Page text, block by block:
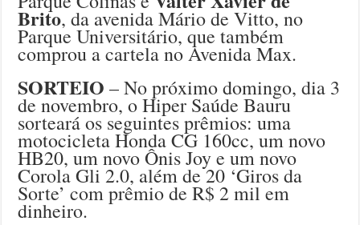
Brito, da avenida Mário de Vitto, no
Parque Universitário, que também
comprou a cartela no Avenida Max.
SORTEIO – No próximo domingo, dia 3
de novembro, o Hiper Saúde Bauru
sorteará os seguintes prêmios: uma
motocicleta Honda CG 160cc, um novo
HB20, um novo Ônis Joy e um novo
Corola Gli 2.0, além de 20 ‘Giros da
Sorte’ com prêmio de R$ 2 mil em
dinheiro.